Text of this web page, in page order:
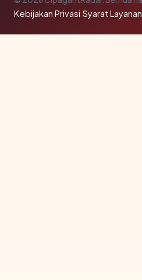
Kebijakan Privasi·Syarat Layanan